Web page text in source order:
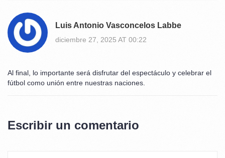
Luis Antonio Vasconcelos Labbe
diciembre 27, 2025 AT 00:22
Al final, lo importante será disfrutar del espectáculo y celebrar el
fútbol como unión entre nuestras naciones.
Escribir un comentario